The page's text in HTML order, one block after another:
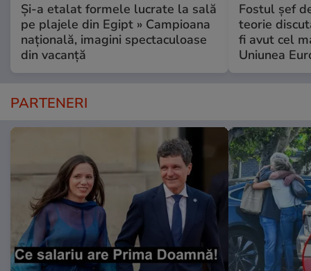
Și-a etalat formele lucrate la sală
pe plajele din Egipt » Campioana
națională, imagini spectaculoase
din vacanță
Fostul șef
teorie
fi avut cel
Uniunea
PARTENERI